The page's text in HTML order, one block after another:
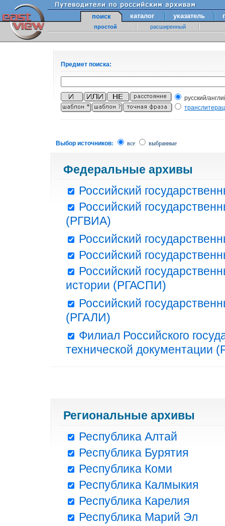
поиск каталог указатель
простой расширенный
Предмет поиска:
русский/
Выбор источников: все выбранные
Федеральные архивы
Российский
Российский
(РГВИА)
Российский
Российский
Российский
истории (РГАСПИ)
Российский
(РГАЛИ)
Филиал Российского
технической документации
Региональные архивы
Республика Алтай
Республика Бурятия
Республика Коми
Республика Калмыкия
Республика Карелия
Республика Марий Эл